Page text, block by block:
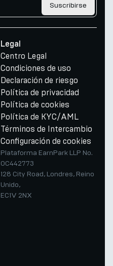
Suscribirse
Legal
Centro Legal
Condiciones de uso
Declaración de riesgo
Política de privacidad
Política de cookies
Política de KYC/AML
Términos de Intercambio
Configuración de cookies
Plataforma EarnPark LLP No.
OC442773
128 City Road, Londres, Reino
Unido,
EC1V 2NX